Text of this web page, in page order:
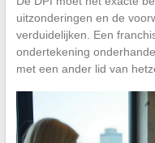
uitzonderingen en de
verduidelijken. Een
ondertekening
met een ander lid van